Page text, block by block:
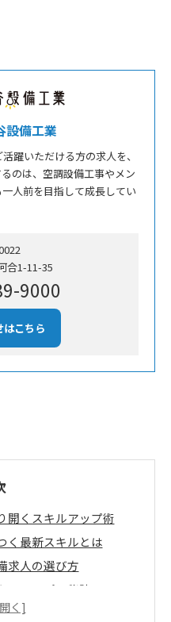
設備工業
躍いただける方の求人を、
のは、空調設備工事やメン
人前を目指して成長してい
合1-11-35
9000
はこちら
開くスキルアップ術
く最新スキルとは
求人の選び方
ルアップの秘訣
れる人材像を解説